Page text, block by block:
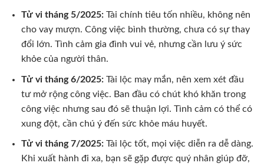
Tử vi tháng 5/2025:Tài chính tiêu tốn nhiều, không nên
cho vay mượn. Công việc bình thường, chưa có sự thay
đổi lớn. Tình cảm gia đình vui vẻ, nhưng cần lưu ý sức
khỏe của người thân.
Tử vi tháng 6/2025:Tài lộc may mắn, nên xem xét đầu
tư mở rộng công việc. Ban đầu có chút khó khăn trong
công việc nhưng sau đó sẽ thuận lợi. Tình cảm có thể có
xung đột, cần chú ý đến sức khỏe máu huyết.
Tử vi tháng 7/2025:Tài lộc tốt, mọi việc diễn ra dễ dàng.
Khi xuất hành đi xa, bạn sẽ gặp được quý nhân giúp đỡ,